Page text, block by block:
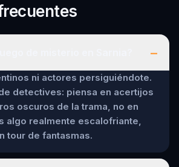
–
ni actores persiguiéndote.
detectives: piensa en acertijos
oscuros de la trama, no en
algo realmente escalofriante,
tour de fantasmas.